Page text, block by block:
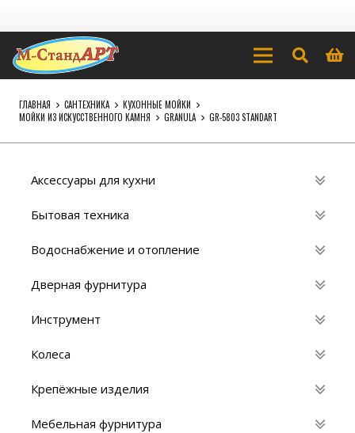
ГЛАВНАЯ САНТЕХНИКА
КУХОННЫЕ МОЙКИ
МОЙКИ ИЗ ИСКУССТВЕННОГО КАМНЯ
GRANULA GR-5803 STANDART
Аксессуары для кухни
Бытовая техника
Водоснабжение и отопление
Дверная фурнитура
Инструмент
Колеса
Крепёжные изделия
Мебельная фурнитура